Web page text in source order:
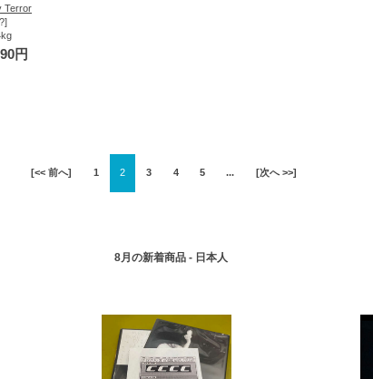
Terror
円
[<< 前へ] 1 2 3 4 5 ... [次へ >>]
8月の新着商品 - 日本人